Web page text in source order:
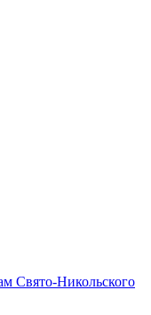
Свято-Никольского